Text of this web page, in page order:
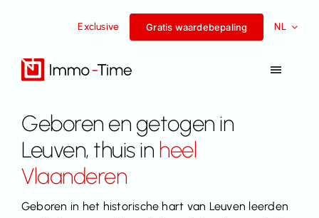
Exclusive Gratis waardebepaling NL
Te koop
Te huur
Geboren en getogen in
Leuven, thuis in heel
Vlaanderen
Geboren in het historische hart van Leuven leerden